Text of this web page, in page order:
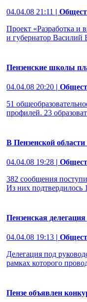
04.04.08 21:11 |
Проект «Разработка и
и губернатор Василий
Пензенские школы
04.04.08 20:20 |
51
профилей. 23
В Пензенской
04.04.08 19:28 |
382 сообщения
Из них подтвердилось
Пензенская
04.04.08 19:13 |
Делегация под
рамках которого
Пензе объявлен